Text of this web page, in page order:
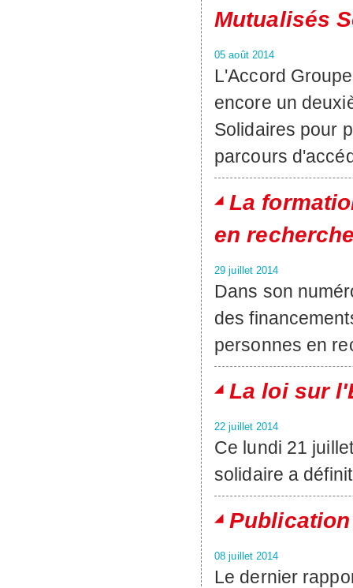
Mutualisés
05 août 2014
L'Accord
encore un
Solidaires pour
parcours
La
en
29 juillet 2014
Dans son
des
personnes en
La loi sur
22 juillet 2014
Ce lundi 21
solidaire a
Publication
08 juillet 2014
Le dernier